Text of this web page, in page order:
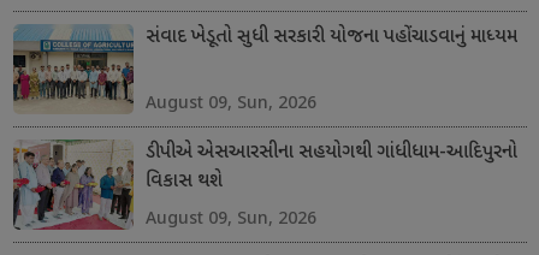
સંવાદ ખેડૂતો સુધી સરકારી યોજના પહોંચાડવાનું માધ્યમ
August 09, Sun, 2026
ડીપીએ એસઆરસીના સહયોગથી ગાંધીધામ-આદિપુરનો
વિકાસ થશે
August 09, Sun, 2026